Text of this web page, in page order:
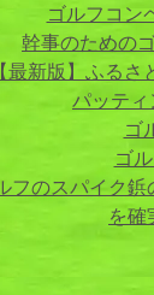
ゴルフコン
幹事のための
【最新版】ふる
パッテ
ゴ
ゴ
フのスパイク
を確